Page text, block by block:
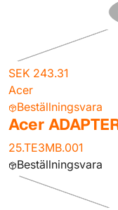
SEK 243.31
Acer
Beställningsvara
Acer
25.TE3MB.001
Beställningsvara